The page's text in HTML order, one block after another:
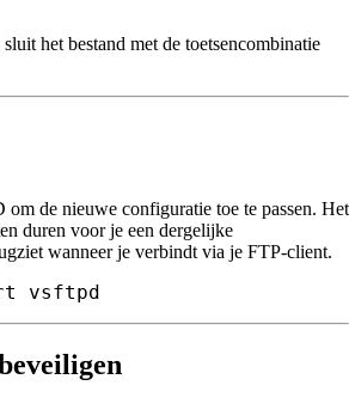
het bestand met de toetsencombinatie
de nieuwe configuratie toe te passen. Het
duren voor je een dergelijke
wanneer je verbindt via je FTP-client.
vsftpd